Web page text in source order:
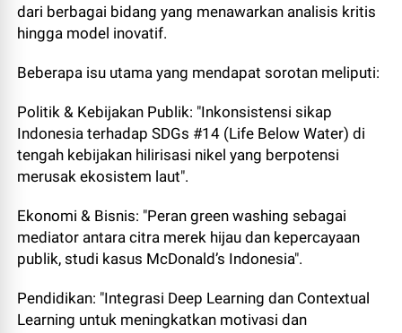
dari berbagai bidang yang menawarkan analisis kritis
hingga model inovatif.
Beberapa isu utama yang mendapat sorotan meliputi:
Politik & Kebijakan Publik: "Inkonsistensi sikap
Indonesia terhadap SDGs #14 (Life Below Water) di
tengah kebijakan hilirisasi nikel yang berpotensi
merusak ekosistem laut".
Ekonomi & Bisnis: "Peran green washing sebagai
mediator antara citra merek hijau dan kepercayaan
publik, studi kasus McDonald’s Indonesia".
Pendidikan: "Integrasi Deep Learning dan Contextual
Learning untuk meningkatkan motivasi dan